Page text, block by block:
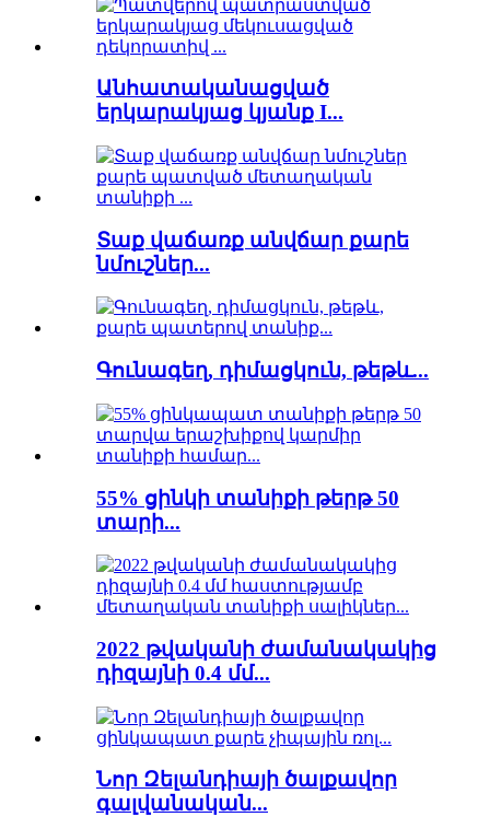
Անհատականացված
երկարակյաց կյանք I...
Տաք վաճառք անվճար քարե
նմուշներ...
Գունագեղ, դիմացկուն, թեթև...
55% ցինկի տանիքի թերթ 50
տարի...
2022 թվականի ժամանակակից
դիզայնի 0.4 մմ...
Նոր Զելանդիայի ծալքավոր
գալվանական...